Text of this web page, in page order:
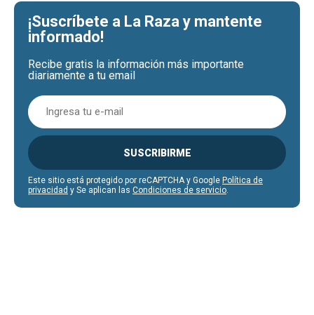
¡Suscríbete a La Raza y mantente
informado!
Recibe gratis la información más importante
diariamente a tu email
SUSCRIBIRME
Este sitio está protegido por reCAPTCHA y Google Política de
privacidad y Se aplican las Condiciones de servicio.